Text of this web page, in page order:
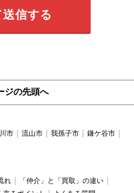
ジの先頭へ
市 流山市 我孫子市
鎌ケ谷市
れ
「仲介」と「買取」の違い